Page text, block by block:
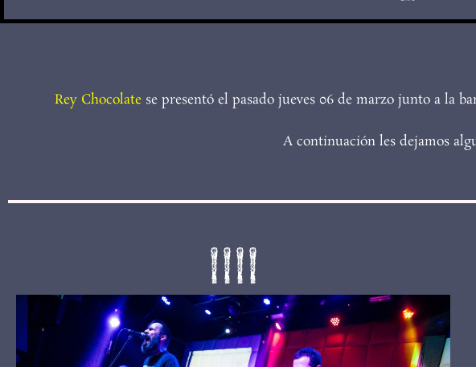
Rey Chocolate se presentó el pasado jueves 06 de marzo junto a la
A continuación les dejamos
IIII